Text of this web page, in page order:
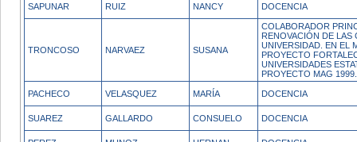
SAPUNAR RUIZ NANCY DOCENCIA
TRONCOSO NARVAEZ SUSANA
COLABORADOR
RENOVACIÓN DE LAS
UNIVERSIDAD. EN EL
PROYECTO
UNIVERSIDADES
PROYECTO MAG
PACHECO VELASQUEZ MARÍA DOCENCIA
SUAREZ GALLARDO CONSUELO DOCENCIA